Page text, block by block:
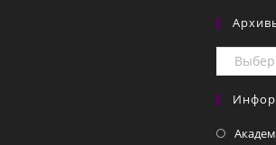
Архивы
СМИ